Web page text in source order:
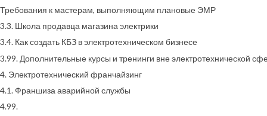
Требования к мастерам, выполняющим плановые ЭМР
3.3. Школа продавца магазина электрики
3.4. Как создать КБЗ в электротехническом бизнесе
3.99. Дополнительные курсы и тренинги вне электротехнической
4. Электротехнический франчайзинг
4.1. Франшиза аварийной службы
4.99.